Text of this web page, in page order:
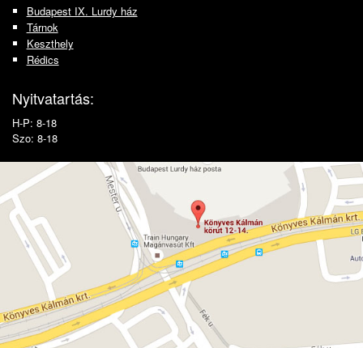
Budapest IX. Lurdy ház
Tárnok
Keszthely
Rédics
Nyitvatartás:
H-P: 8-18
Szo: 8-18